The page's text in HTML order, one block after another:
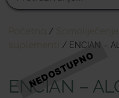
/
/ ENCIAN –
ENCIAN –